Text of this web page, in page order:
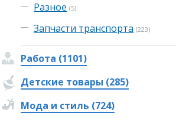
Разное (5)
Запчасти транспорта (223)
Работа (1101)
Детские товары (285)
Мода и стиль (724)